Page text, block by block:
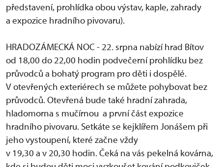
představení, prohlídka obou výstav, kaple, zahrady
a expozice hradního pivovaru).
HRADOZÁMECKÁ NOC - 22. srpna nabízí hrad Bítov
od 18,00 do 22,00 hodin podvečerní prohlídku bez
průvodců a bohatý program pro děti i dospělé.
V otevřených exteriérech se můžete pohybovat bez
průvodců. Otevřená bude také hradní zahrada,
hladomorna s mučírnou a první část expozice
hradního pivovaru. Setkáte se kejklířem Jonášem při
jeho vystoupení, které začne vždy
v 19,30 a v 20,30 hodin. Čeká na vás pekelná kovárna,